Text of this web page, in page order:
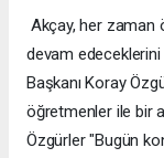
Akçay, her zaman
devam
Başkanı Koray
öğretmenler ile bir
Özgürler "Bugün